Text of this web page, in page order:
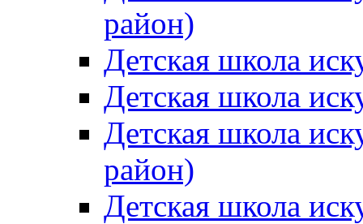
район)
Детская школа
Детская школа
Детская школа
район)
Детская школа